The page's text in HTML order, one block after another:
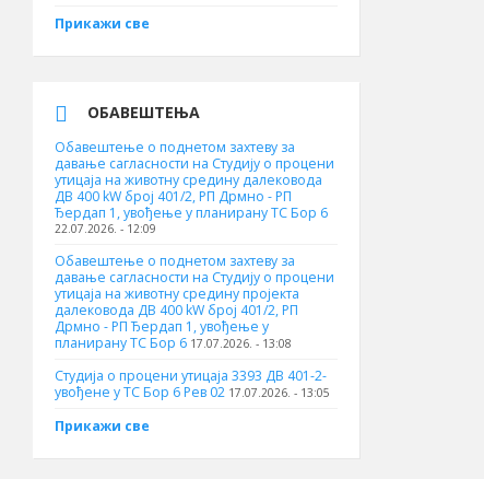
Прикажи све
ОБАВЕШТЕЊА
Обавештење о поднетом захтеву за
давање сагласности на Студију о процени
утицаја на животну средину далековода
ДВ 400 kW број 401/2, РП Дрмно - РП
Ђердап 1, увођење у планирану ТС Бор 6
22.07.2026. - 12:09
Обавештење о поднетом захтеву за
давање сагласности на Студију о процени
утицаја на животну средину пројекта
далековода ДВ 400 kW број 401/2, РП
Дрмно - РП Ђердап 1, увођење у
планирану ТС Бор 6 17.07.2026. - 13:08
Студија о процени утицаја 3393 ДВ 401-2-
увођене у ТС Бор 6 Рев 02 17.07.2026. - 13:05
Прикажи све